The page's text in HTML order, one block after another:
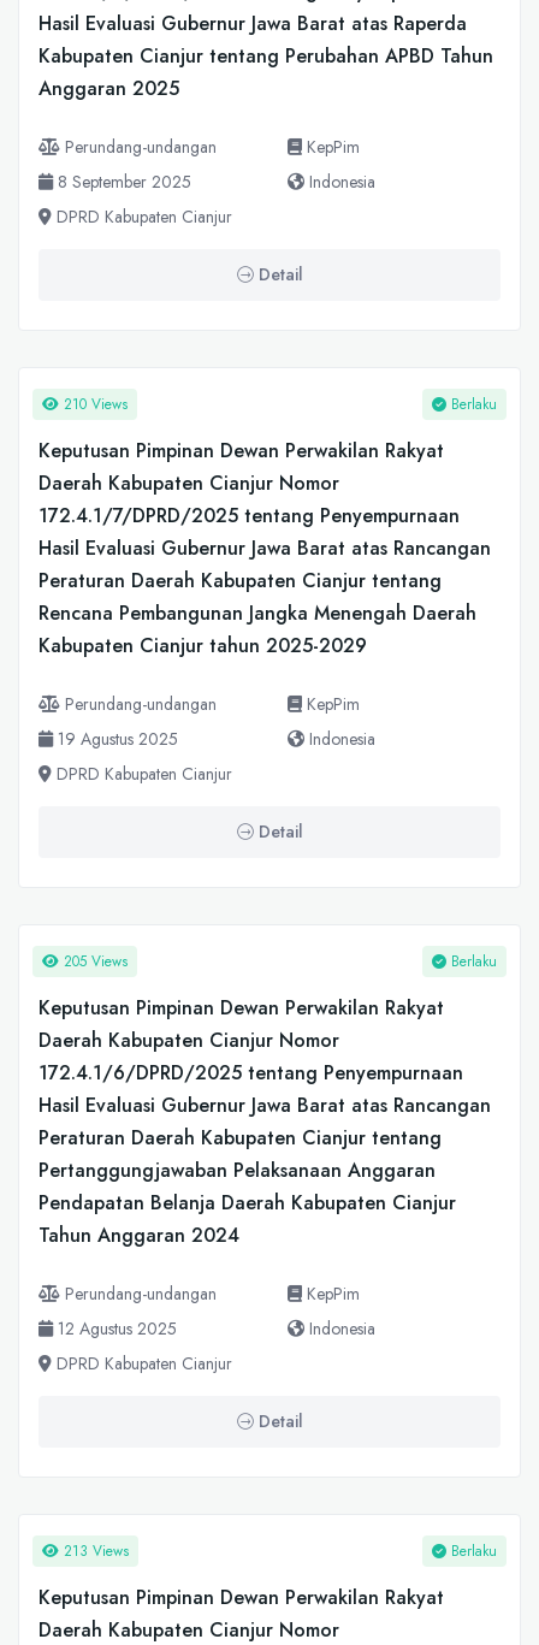
Hasil Evaluasi Gubernur Jawa Barat atas Raperda
Kabupaten Cianjur tentang Perubahan APBD Tahun
Anggaran 2025
Perundang-undangan
KepPim
8 September 2025
Indonesia
DPRD Kabupaten Cianjur
Detail
210 Views Berlaku
Keputusan Pimpinan Dewan Perwakilan Rakyat
Daerah Kabupaten Cianjur Nomor
172.4.1/7/DPRD/2025 tentang Penyempurnaan
Hasil Evaluasi Gubernur Jawa Barat atas Rancangan
Peraturan Daerah Kabupaten Cianjur tentang
Rencana Pembangunan Jangka Menengah Daerah
Kabupaten Cianjur tahun 2025-2029
Perundang-undangan
KepPim
19 Agustus 2025
Indonesia
DPRD Kabupaten Cianjur
Detail
205 Views Berlaku
Keputusan Pimpinan Dewan Perwakilan Rakyat
Daerah Kabupaten Cianjur Nomor
172.4.1/6/DPRD/2025 tentang Penyempurnaan
Hasil Evaluasi Gubernur Jawa Barat atas Rancangan
Peraturan Daerah Kabupaten Cianjur tentang
Pertanggungjawaban Pelaksanaan Anggaran
Pendapatan Belanja Daerah Kabupaten Cianjur
Tahun Anggaran 2024
Perundang-undangan
KepPim
12 Agustus 2025
Indonesia
DPRD Kabupaten Cianjur
Detail
213 Views Berlaku
Keputusan Pimpinan Dewan Perwakilan Rakyat
Daerah Kabupaten Cianjur Nomor